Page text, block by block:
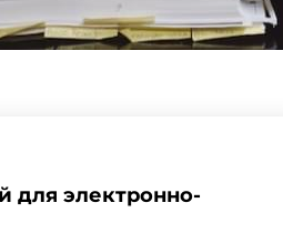
для электронно-